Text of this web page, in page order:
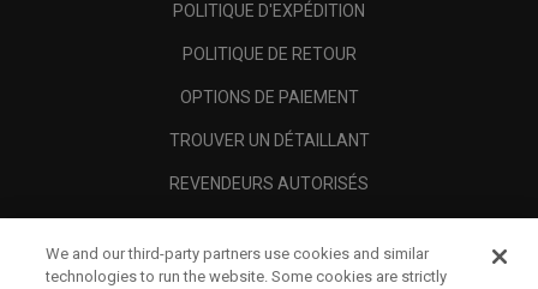
POLITIQUE D'EXPÉDITION
POLITIQUE DE RETOUR
OPTIONS DE PAIEMENT
TROUVER UN DÉTAILLANT
REVENDEURS AUTORISÉS
A PROPOS
We and our third-party partners use cookies and similar
technologies to run the website. Some cookies are strictly